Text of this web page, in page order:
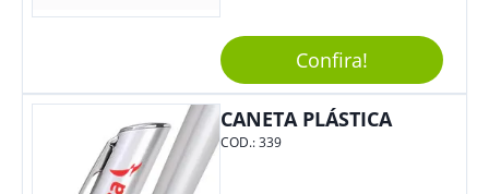
Para Diversas Ocasiões.
Perfeito, Não É?!
Confira!
CANETA PLÁSTICA
COD.:339